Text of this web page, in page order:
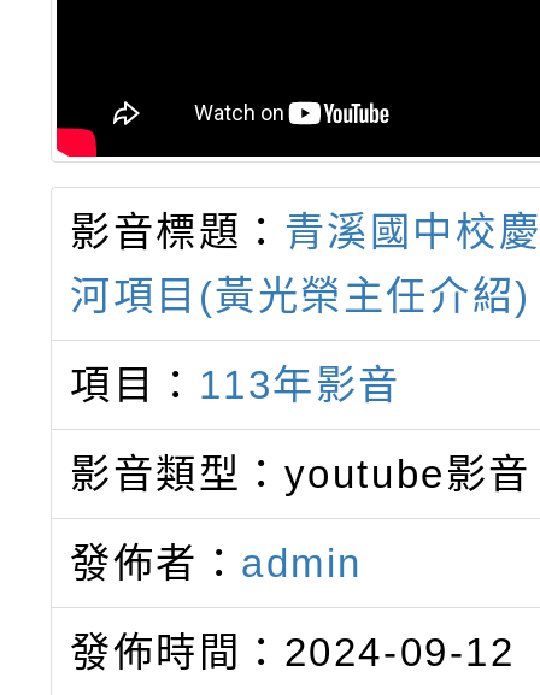
影音標題： 青溪國中校
河項目(黃光榮主任介紹)
項目： 113年影音
影音類型：youtube影音
發佈者： admin
發佈時間：2024-09-12